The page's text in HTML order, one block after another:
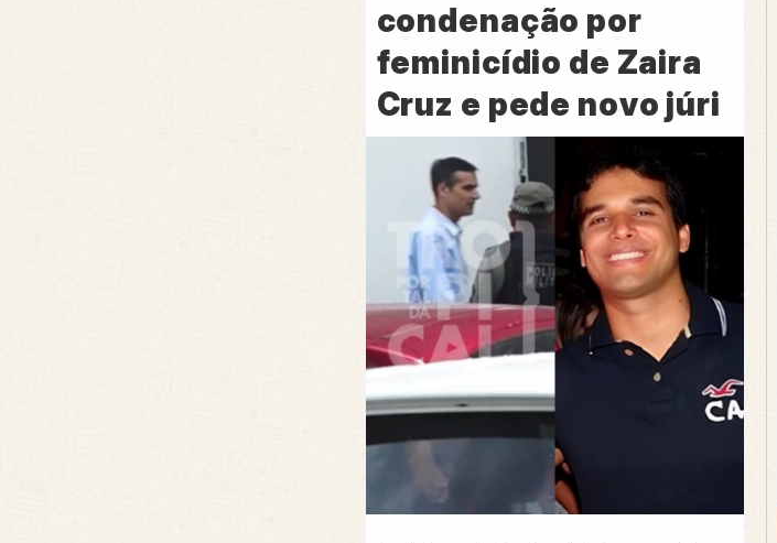
condenação por
feminicídio de Zaira
Cruz e pede novo júri